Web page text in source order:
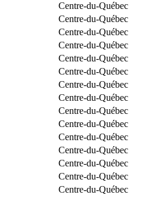
Centre-du-Québec
Centre-du-Québec
Centre-du-Québec
Centre-du-Québec
Centre-du-Québec
Centre-du-Québec
Centre-du-Québec
Centre-du-Québec
Centre-du-Québec
Centre-du-Québec
Centre-du-Québec
Centre-du-Québec
Centre-du-Québec
Centre-du-Québec
Centre-du-Québec